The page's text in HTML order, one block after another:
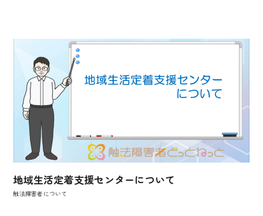
地域生活定着支援センターについて
触法障害者について